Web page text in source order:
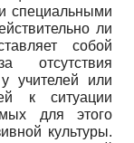
специальными
ли
собой
отсутствия
учителей или
к ситуации
для этого
культуры.